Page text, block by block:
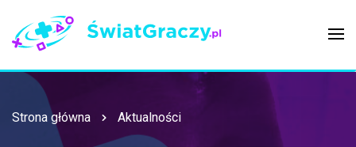
Strona główna Aktualności